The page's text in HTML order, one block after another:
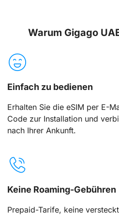
Warum Gigago
Einfach zu bedienen
Erhalten Sie die eSIM per E-
Code zur Installation und
nach Ihrer Ankunft.
Keine Roaming-Gebühren
Prepaid-Tarife, keine